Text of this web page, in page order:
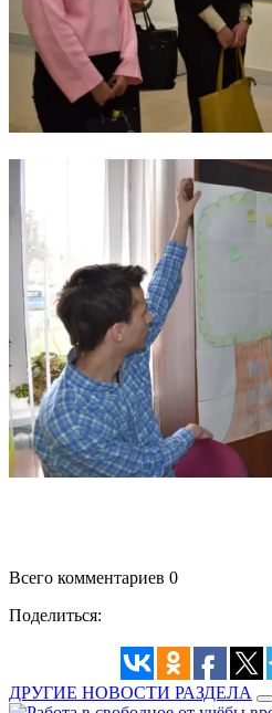
Всего комментариев 0
Поделиться:
ДРУГИЕ НОВОСТИ РАЗДЕЛА